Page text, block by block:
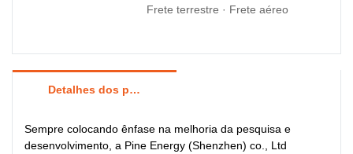
Frete terrestre · Frete aéreo
Detalhes dos produtos
Sempre colocando ênfase na melhoria da pesquisa e
desenvolvimento, a Pine Energy (Shenzhen) co., Ltd